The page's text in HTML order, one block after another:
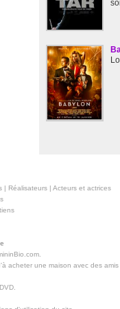
| Réalisateurs| Acteurs et actrices
acheter une maison avec des amis